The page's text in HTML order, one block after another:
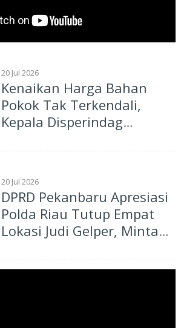
20 Jul 2026
Kenaikan Harga Bahan
Pokok Tak Terkendali,
Kepala Disperindag
Mundur
20 Jul 2026
DPRD Pekanbaru Apresiasi
Polda Riau Tutup Empat
Lokasi Judi Gelper, Minta